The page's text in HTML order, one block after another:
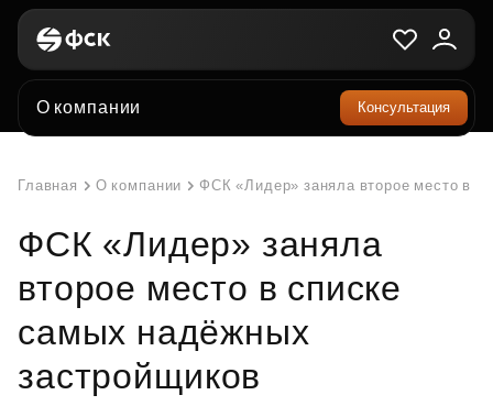
О компании Консультация
Главная О компании ФСК «Лидер» заняла второе место в
ФСК «Лидер» заняла
второе место в списке
самых надёжных
застройщиков